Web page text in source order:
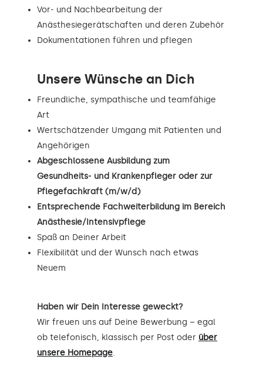
Vor- und Nachbearbeitung der
Anästhesiegerätschaften und deren Zubehör
Dokumentationen führen und pflegen
Unsere Wünsche an Dich
Freundliche, sympathische und teamfähige
Art
Wertschätzender Umgang mit Patienten und
Angehörigen
Abgeschlossene Ausbildung zum
Gesundheits- und Krankenpfleger oder zur
Pflegefachkraft (m/w/d)
Entsprechende Fachweiterbildung im Bereich
Anästhesie/Intensivpflege
Spaß an Deiner Arbeit
Flexibilität und der Wunsch nach etwas
Neuem
Haben wir Dein Interesse geweckt?
Wir freuen uns auf Deine Bewerbung – egal
ob telefonisch, klassisch per Post oder über
unsere Homepage.